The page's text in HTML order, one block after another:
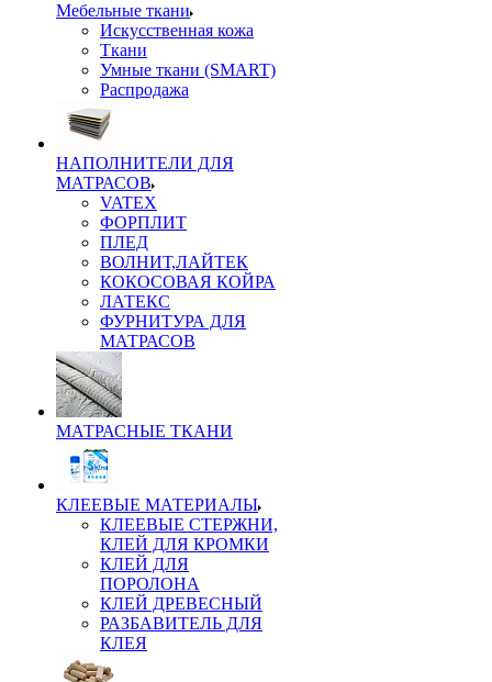
Мебельные ткани
Искусственная кожа
Ткани
Умные ткани (SMART)
Распродажа
НАПОЛНИТЕЛИ ДЛЯ
МАТРАСОВ
VATEX
ФОРПЛИТ
ПЛЕД
ВОЛНИТ,ЛАЙТЕК
КОКОСОВАЯ КОЙРА
ЛАТЕКС
ФУРНИТУРА ДЛЯ
МАТРАСОВ
МАТРАСНЫЕ ТКАНИ
КЛЕЕВЫЕ МАТЕРИАЛЫ
КЛЕЕВЫЕ СТЕРЖНИ,
КЛЕЙ ДЛЯ КРОМКИ
КЛЕЙ ДЛЯ
ПОРОЛОНА
КЛЕЙ ДРЕВЕСНЫЙ
РАЗБАВИТЕЛЬ ДЛЯ
КЛЕЯ